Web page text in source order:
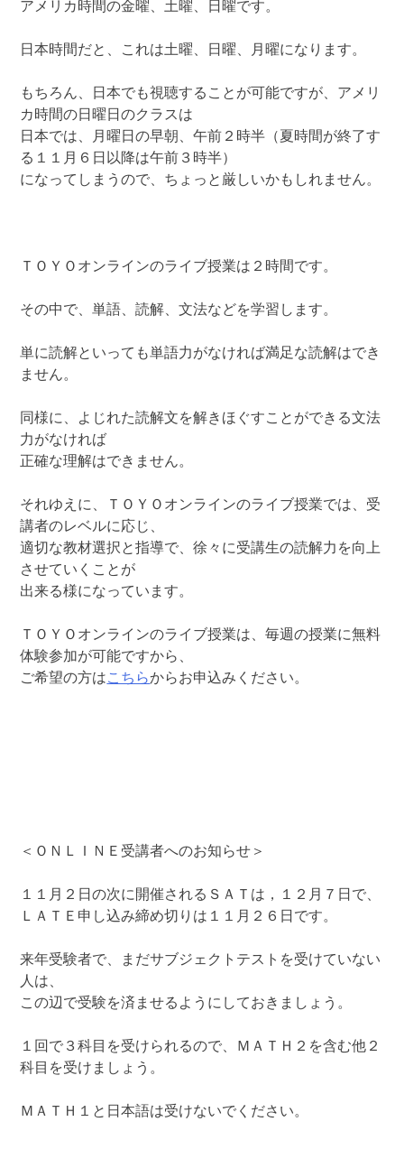
アメリカ時間の金曜、土曜、日曜です。
日本時間だと、これは土曜、日曜、月曜になります。
もちろん、日本でも視聴することが可能ですが、アメリ
カ時間の日曜日のクラスは
日本では、月曜日の早朝、午前２時半（夏時間が終了す
る１１月６日以降は午前３時半）
になってしまうので、ちょっと厳しいかもしれません。
ＴＯＹＯオンラインのライブ授業は２時間です。
その中で、単語、読解、文法などを学習します。
単に読解といっても単語力がなければ満足な読解はでき
ません。
同様に、よじれた読解文を解きほぐすことができる文法
力がなければ
正確な理解はできません。
それゆえに、ＴＯＹＯオンラインのライブ授業では、受
講者のレベルに応じ、
適切な教材選択と指導で、徐々に受講生の読解力を向上
させていくことが
出来る様になっています。
ＴＯＹＯオンラインのライブ授業は、毎週の授業に無料
体験参加が可能ですから、
ご希望の方はこちらからお申込みください。
＜ＯＮＬＩＮＥ受講者へのお知らせ＞
１１月２日の次に開催されるＳＡＴは，１２月７日で、
ＬＡＴＥ申し込み締め切りは１１月２６日です。
来年受験者で、まだサブジェクトテストを受けていない
人は、
この辺で受験を済ませるようにしておきましょう。
１回で３科目を受けられるので、ＭＡＴＨ２を含む他２
科目を受けましょう。
ＭＡＴＨ１と日本語は受けないでください。